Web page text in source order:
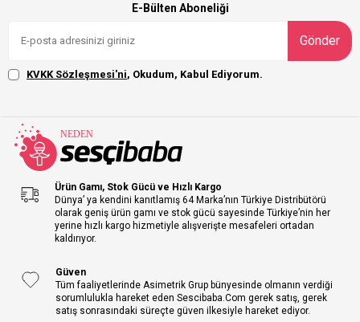
E-Bülten Aboneliği
Gönder
KVKK Sözleşmesi'ni, Okudum, Kabul Ediyorum.
Ürün Gamı, Stok Gücü ve Hızlı Kargo
Dünya’ ya kendini kanıtlamış 64 Marka’nın Türkiye Distribütörü
olarak geniş ürün gamı ve stok gücü sayesinde Türkiye’nin her
yerine hızlı kargo hizmetiyle alışverişte mesafeleri ortadan
kaldırıyor.
Güven
Tüm faaliyetlerinde Asimetrik Grup bünyesinde olmanın verdiği
sorumlulukla hareket eden Sescibaba.Com gerek satış, gerek
satış sonrasındaki süreçte güven ilkesiyle hareket ediyor.